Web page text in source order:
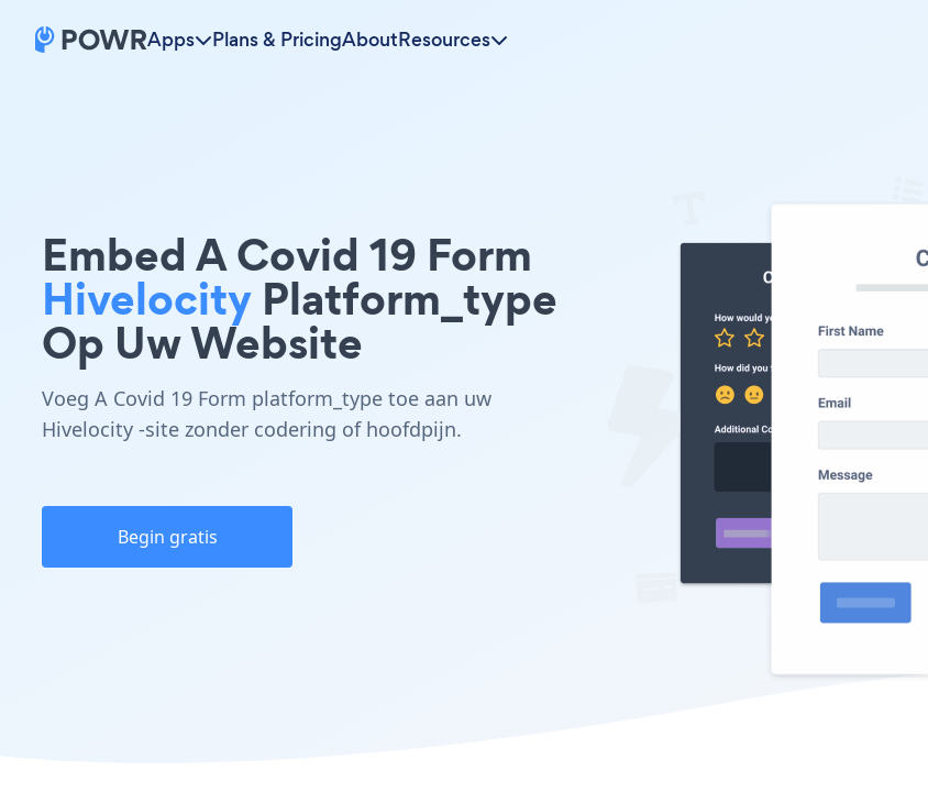
Apps Plans & PricingAboutResources
Embed A Covid 19 Form
Hivelocity Platform_type
Op Uw Website
Voeg A Covid 19 Form platform_type toe aan uw
Hivelocity -site zonder codering of hoofdpijn.
Begin gratis